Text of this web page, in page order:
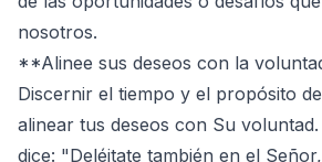
nosotros.
**Alinee sus deseos con la
Discernir el tiempo y el propósito
alinear tus deseos con Su
dice: "Deléitate también en el